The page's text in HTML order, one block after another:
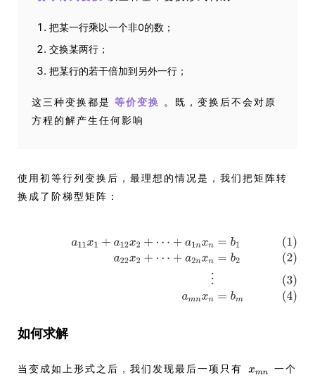
把某一行乘以一个非0的数；
交换某两行；
把某行的若干倍加到另外一行；
这三种变换都是 等价变换
。既，变换后不会对原
方程的解产生任何影响
使用初等行列变换后，最理想的情况是，我们把矩阵转
换成了阶梯型矩阵：
如何求解
当变成如上形式之后，我们发现最后一项只有
一个